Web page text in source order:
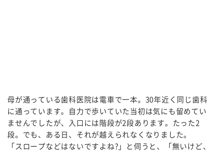
母が通っている歯科医院は電車で一本。30年近く同じ歯科
に通っています。自力で歩いていた当初は気にも留めてい
ませんでしたが、入口には階段が2段あります。たった2
段。でも、ある日、それが越えられなくなりました。
「スロープなどはないですよね?」と伺うと、「無いけど、